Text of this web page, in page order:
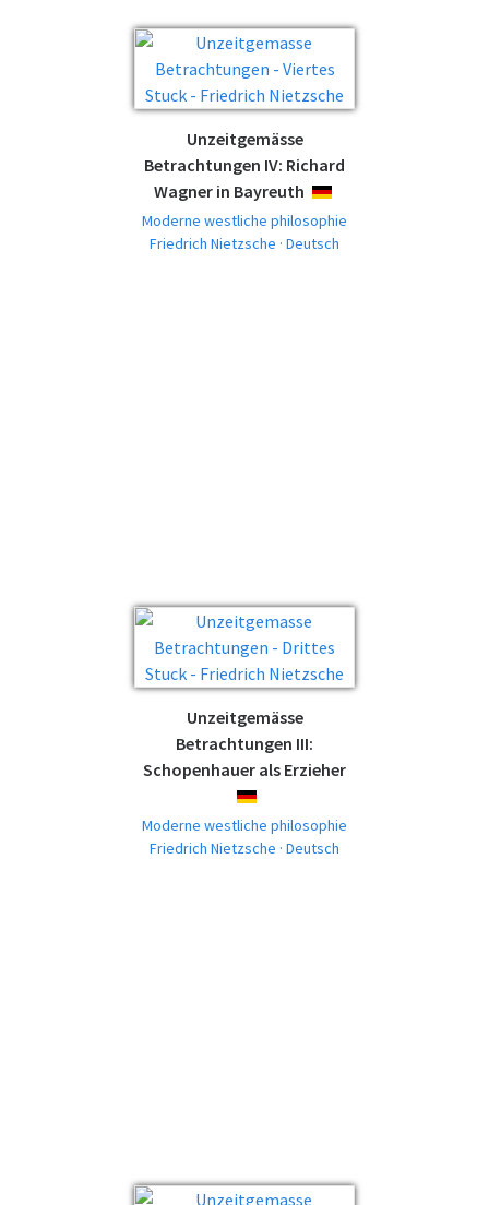
Unzeitgemässe
Betrachtungen IV: Richard
Wagner in Bayreuth
DEUTSCH
Moderne westliche philosophie
Friedrich Nietzsche · Deutsch
Unzeitgemässe
Betrachtungen III:
Schopenhauer als Erzieher
DEUTSCH
Moderne westliche philosophie
Friedrich Nietzsche · Deutsch